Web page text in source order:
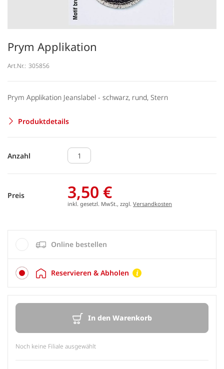
Prym Applikation
Art.Nr.: 305856
Prym Applikation Jeanslabel - schwarz, rund, Stern
Produktdetails
Anzahl
Preis 3,50 €
inkl. gesetzl. MwSt., zzgl. Versandkosten
Online bestellen
Reservieren & Abholen
In den Warenkorb
Noch keine Filiale ausgewählt